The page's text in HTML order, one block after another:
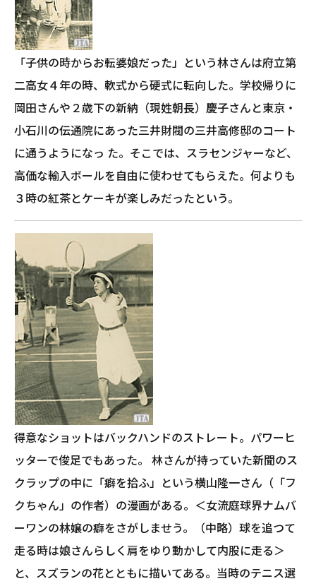
「子供の時からお転婆娘だった」という林さんは府立第
二高女４年の時、軟式から硬式に転向した。学校帰りに
岡田さんや２歳下の新納（現姓朝長）慶子さんと東京・
小石川の伝通院にあった三井財閥の三井高修邸のコート
に通うようになっ た。そこでは、スラセンジャーなど、
高価な輸入ボールを自由に使わせてもらえた。何よりも
３時の紅茶とケーキが楽しみだったという。
得意なショットはバックハンドのストレート。パワーヒ
ッターで俊足でもあった。 林さんが持っていた新聞のス
クラップの中に「癖を拾ふ」という横山隆一さん（「フ
クちゃん」の作者）の漫画がある。＜女流庭球界ナムバ
ーワンの林嬢の癖をさがしませう。（中略）球を追つて
走る時は娘さんらしく肩をゆり動かして内股に走る＞
と、スズランの花とともに描いてある。当時のテニス選